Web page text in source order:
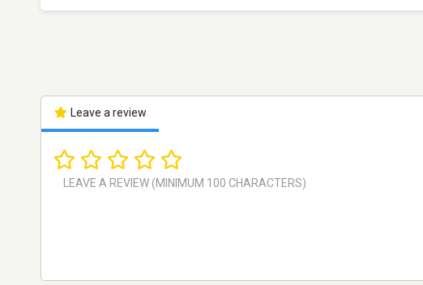
Leave a review